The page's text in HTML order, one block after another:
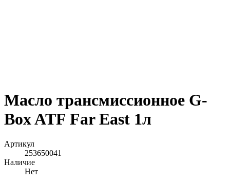
Масло трансмиссионное G-
Box ATF Far East 1л
Артикул
253650041
Наличие
Нет